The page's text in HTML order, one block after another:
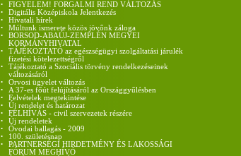
• FIGYELEM! FORGALMI REND VÁLTOZÁS
• Digitális Középiskola Jelentkezés
• Hivatali hírek
• Múltunk ismerete közös jövőnk záloga
•
BORSOD-ABAÚJ-ZEMPLÉN MEGYEI
KORMÁNYHIVATAL
•
TÁJÉKOZTATÓ az egészségügyi szolgáltatási járulék
fizetési kötelezettségről
•
Tájékoztató a Szociális törvény rendelkezéseinek
változásáról
• Orvosi ügyelet változás
• A 37-es főút felújításáról az Országgyűlésben
• Felvételek megtekintése
• Új rendelet és határozat
• FELHÍVÁS - civil szervezetek részére
• Új rendeletek
• Óvodai ballagás - 2009
• 100. születésnap
•
PARTNERSÉGI HIRDETMÉNY ÉS LAKOSSÁGI
FÓRUM MEGHÍVÓ